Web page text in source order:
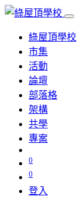
綠屋頂學校
市集
活動
論壇
部落格
架構
共學
專案
0
0
登入